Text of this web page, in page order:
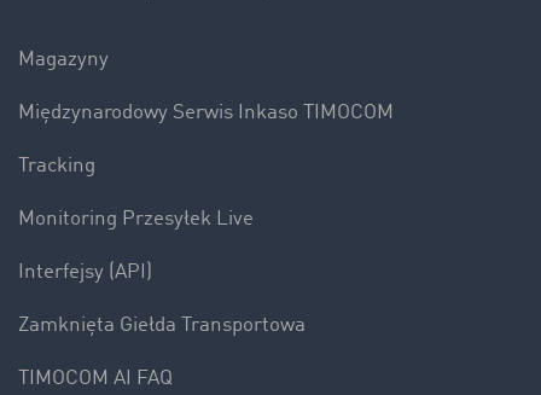
Magazyny
Międzynarodowy Serwis Inkaso TIMOCOM
Tracking
Monitoring Przesyłek Live
Interfejsy (API)
Zamknięta Giełda Transportowa
TIMOCOM AI FAQ